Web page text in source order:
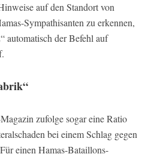
auf den Standort von
Sympathisanten zu erkennen,
automatisch der Befehl auf
zufolge sogar eine Ratio
bei einem Schlag gegen
einen Hamas-Bataillons-